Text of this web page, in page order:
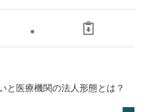
と医療機関の法人形態とは？